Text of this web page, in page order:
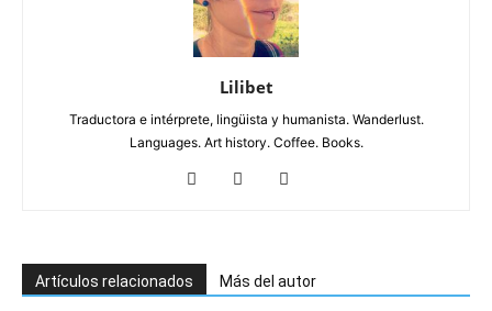
Lilibet
Traductora e intérprete, lingüista y humanista. Wanderlust.
Languages. Art history. Coffee. Books.
Artículos relacionados Más del autor